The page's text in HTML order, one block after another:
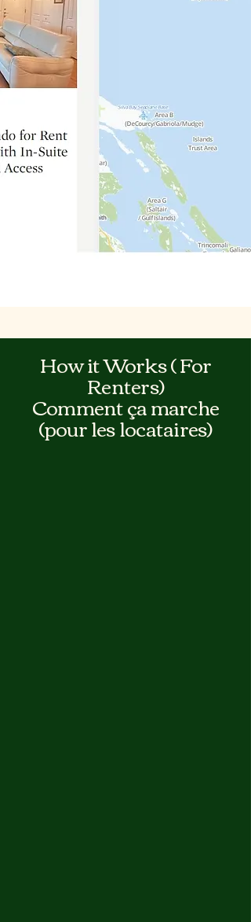
How it Works ( For
Renters)
Comment ça marche
(pour les locataires)